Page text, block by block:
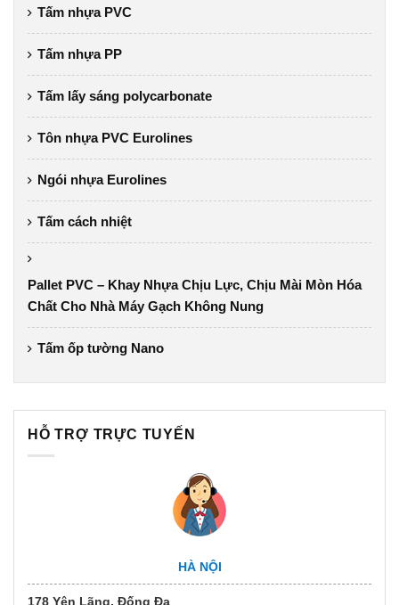
Tấm nhựa PVC
Tấm nhựa PP
Tấm lấy sáng polycarbonate
Tôn nhựa PVC Eurolines
Ngói nhựa Eurolines
Tấm cách nhiệt
Pallet PVC – Khay Nhựa Chịu Lực, Chịu Mài Mòn Hóa
Chất Cho Nhà Máy Gạch Không Nung
Tấm ốp tường Nano
HỖ TRỢ TRỰC TUYẾN
HÀ NỘI
178 Yên Lãng, Đống Đa